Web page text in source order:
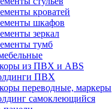
кроватей
шкафов
зеркал
тумб
из ПВХ и ABS
ПВХ
переводные, маркеры
самоклеющийся